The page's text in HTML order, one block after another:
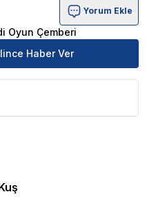
Ürün Yorumları
Yorum Ekle
Oyun Çemberi
Haber Ver